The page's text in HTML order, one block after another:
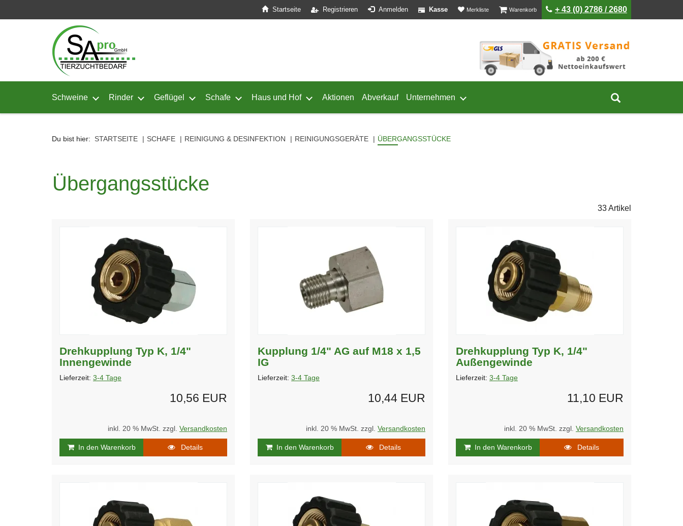
Startseite Registrieren Anmelden Kasse Merklisteist leer Warenkorbist leer+ 43 (0) 2786 / 2680
Schweine Untermenü von Schweine öffnen
Rinder Untermenü von Rinder öffnen
Geflügel Untermenü von Geflügel öffnen
Schafe Untermenü von Schafe öffnen
Haus und Hof Untermenü von Haus und Hof öffnen
Aktionen Abverkauf Unternehmen Untermenü von Unternehmen öffnen
Du bist hier: STARTSEITE SCHAFE REINIGUNG & DESINFEKTION REINIGUNGSGERÄTE ÜBERGANGSSTÜCKE
Übergangsstücke
33 Artikel
Drehkupplung Typ K, 1/4"
Innengewinde
Lieferzeit: 3-4 Tage
10,56 EUR
inkl. 20 % MwSt. zzgl. Versandkosten
In den Warenkorb Details
Kupplung 1/4" AG auf M18 x 1,5
IG
Lieferzeit: 3-4 Tage
10,44 EUR
inkl. 20 % MwSt. zzgl. Versandkosten
In den Warenkorb Details
Drehkupplung Typ K, 1/4"
Außengewinde
Lieferzeit: 3-4 Tage
11,10 EUR
inkl. 20 % MwSt. zzgl. Versandkosten
In den Warenkorb Details